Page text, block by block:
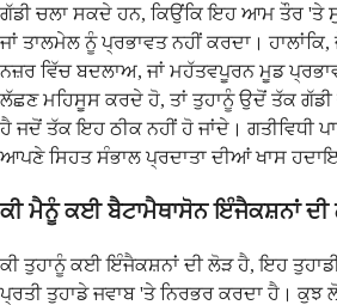
ਗੱਡੀ ਚਲਾ ਸਕਦੇ ਹਨ, ਕਿਉਂਕਿ ਇਹ ਆਮ ਤੌਰ 'ਤੇ
ਜਾਂ ਤਾਲਮੇਲ ਨੂੰ ਪ੍ਰਭਾਵਤ ਨਹੀਂ ਕਰਦਾ।
ਨਜ਼ਰ ਵਿੱਚ ਬਦਲਾਅ, ਜਾਂ ਮਹੱਤਵਪੂਰਨ ਮੂਡ
ਲੱਛਣ ਮਹਿਸੂਸ ਕਰਦੇ ਹੋ, ਤਾਂ ਤੁਹਾਨੂੰ ਉਦੋਂ ਤੱਕ ਗੱਡੀ
ਹੈ ਜਦੋਂ ਤੱਕ ਇਹ ਠੀਕ ਨਹੀਂ ਹੋ ਜਾਂਦੇ। ਗਤੀਵਿਧੀ
ਆਪਣੇ ਸਿਹਤ ਸੰਭਾਲ ਪ੍ਰਦਾਤਾ ਦੀਆਂ ਖਾਸ
ਕੀ ਮੈਨੂੰ ਕਈ ਬੈਟਾਮੈਥਾਸੋਨ ਇੰਜੈਕਸ਼ਨਾਂ ਦੀ
ਕੀ ਤੁਹਾਨੂੰ ਕਈ ਇੰਜੈਕਸ਼ਨਾਂ ਦੀ ਲੋੜ ਹੈ, ਇਹ
ਪ੍ਰਤੀ ਤੁਹਾਡੇ ਜਵਾਬ 'ਤੇ ਨਿਰਭਰ ਕਰਦਾ ਹੈ। ਕੁਝ